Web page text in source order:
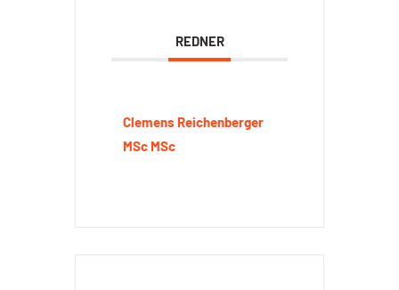
REDNER
Clemens Reichenberger
MSc MSc